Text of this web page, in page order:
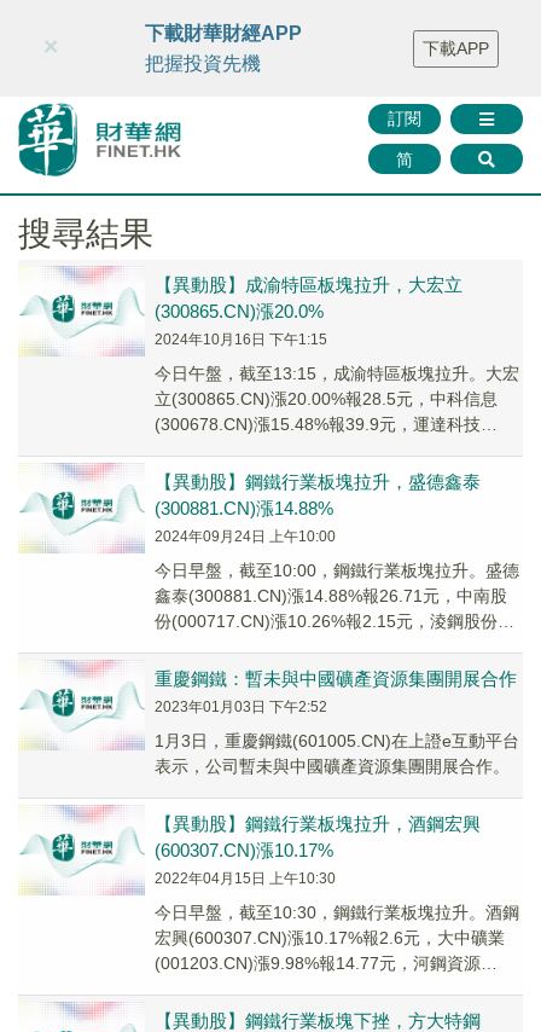
財華智庫網 FINTV FINMETA 財華證券 媒體矩陣
智庫沙龍
聯絡我們
訂閱
简
×
下載財華財經APP
把握投資先機
下載APP
搜尋結果
【異動股】成渝特區板塊拉升，大宏立
(300865.CN)漲20.0%
2024年10月16日 下午1:15
今日午盤，截至13:15，成渝特區板塊拉升。大宏
立(300865.CN)漲20.00%報28.5元，中科信息
(300678.CN)漲15.48%報39.9元，運達科技
【異動股】鋼鐵行業板塊拉升，盛德鑫泰
(300881.CN)漲14.88%
2024年09月24日 上午10:00
今日早盤，截至10:00，鋼鐵行業板塊拉升。盛德
鑫泰(300881.CN)漲14.88%報26.71元，中南股
份(000717.CN)漲10.26%報2.15元，淩鋼股份
重慶鋼鐵：暫未與中國礦產資源集團開展合作
2023年01月03日 下午2:52
1月3日，重慶鋼鐵(601005.CN)在上證e互動平台
表示，公司暫未與中國礦產資源集團開展合作。
【異動股】鋼鐵行業板塊拉升，酒鋼宏興
(600307.CN)漲10.17%
2022年04月15日 上午10:30
今日早盤，截至10:30，鋼鐵行業板塊拉升。酒鋼
宏興(600307.CN)漲10.17%報2.6元，大中礦業
(001203.CN)漲9.98%報14.77元，河鋼資源
【異動股】鋼鐵行業板塊下挫，方大特鋼